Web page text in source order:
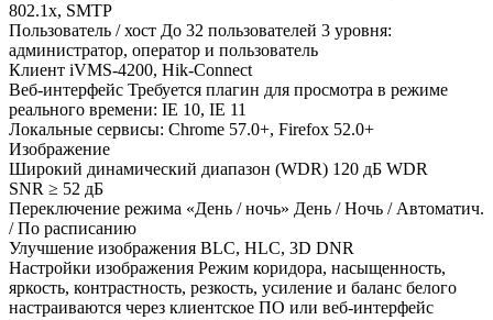
802.1x, SMTP
Пользователь / хост До 32 пользователей 3 уровня:
администратор, оператор и пользователь
Клиент iVMS-4200, Hik-Connect
Веб-интерфейс Требуется плагин для просмотра в режиме
реального времени: IE 10, IE 11
Локальные сервисы: Chrome 57.0+, Firefox 52.0+
Изображение
Широкий динамический диапазон (WDR) 120 дБ WDR
SNR ≥ 52 дБ
Переключение режима «День / ночь» День / Ночь / Автоматич.
/ По расписанию
Улучшение изображения BLC, HLC, 3D DNR
Настройки изображения Режим коридора, насыщенность,
яркость, контрастность, резкость, усиление и баланс белого
настраиваются через клиентское ПО или веб-интерфейс